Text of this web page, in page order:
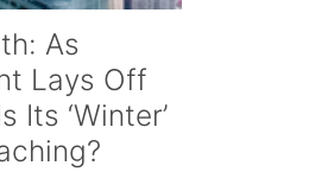
As
Lays Off
Its ‘Winter’